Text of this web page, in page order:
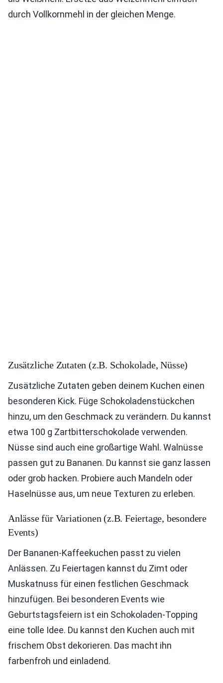
durch Vollkornmehl in der gleichen Menge.
Zusätzliche Zutaten (z.B. Schokolade, Nüsse)
Zusätzliche Zutaten geben deinem Kuchen einen
besonderen Kick. Füge Schokoladenstückchen
hinzu, um den Geschmack zu verändern. Du kannst
etwa 100 g Zartbitterschokolade verwenden.
Nüsse sind auch eine großartige Wahl. Walnüsse
passen gut zu Bananen. Du kannst sie ganz lassen
oder grob hacken. Probiere auch Mandeln oder
Haselnüsse aus, um neue Texturen zu erleben.
Anlässe für Variationen (z.B. Feiertage, besondere
Events)
Der Bananen-Kaffeekuchen passt zu vielen
Anlässen. Zu Feiertagen kannst du Zimt oder
Muskatnuss für einen festlichen Geschmack
hinzufügen. Bei besonderen Events wie
Geburtstagsfeiern ist ein Schokoladen-Topping
eine tolle Idee. Du kannst den Kuchen auch mit
frischem Obst dekorieren. Das macht ihn
farbenfroh und einladend.